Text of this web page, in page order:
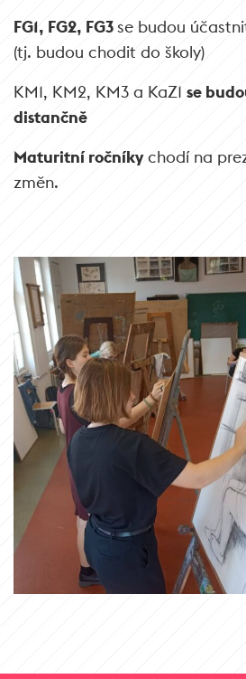
FG1, FG2, FG3se budou
(tj. budou chodit do školy)
KM1, KM2, KM3 a KaZ1 se
distančně
Maturitní ročníkychodí na
změn.